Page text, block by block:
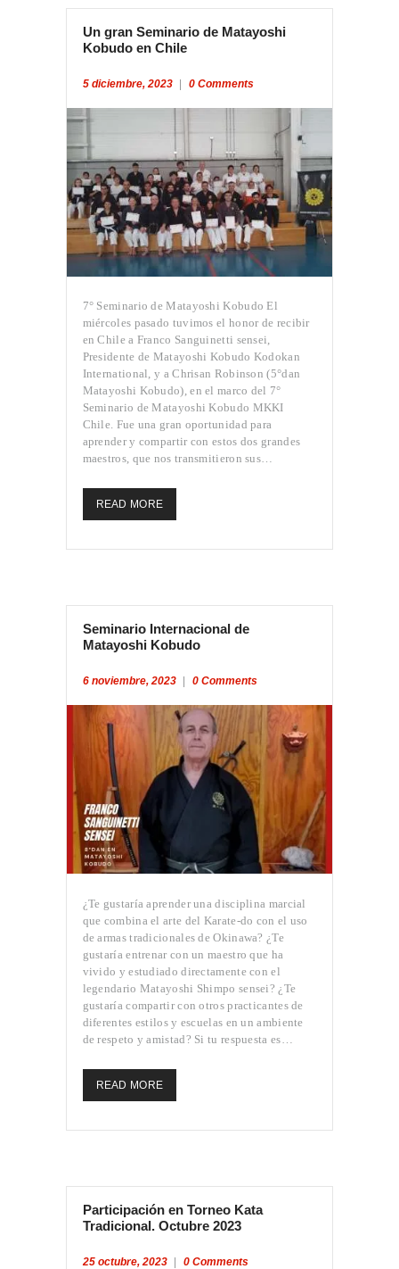
Un gran Seminario de Matayoshi
Kobudo en Chile
5 diciembre, 2023 0 Comments
7° Seminario de Matayoshi Kobudo El
miércoles pasado tuvimos el honor de recibir
en Chile a Franco Sanguinetti sensei,
Presidente de Matayoshi Kobudo Kodokan
International, y a Chrisan Robinson (5°dan
Matayoshi Kobudo), en el marco del 7°
Seminario de Matayoshi Kobudo MKKI
Chile. Fue una gran oportunidad para
aprender y compartir con estos dos grandes
maestros, que nos transmitieron sus…
READ MORE
Seminario Internacional de
Matayoshi Kobudo
6 noviembre, 2023 0 Comments
¿Te gustaría aprender una disciplina marcial
que combina el arte del Karate-do con el uso
de armas tradicionales de Okinawa? ¿Te
gustaría entrenar con un maestro que ha
vivido y estudiado directamente con el
legendario Matayoshi Shimpo sensei? ¿Te
gustaría compartir con otros practicantes de
diferentes estilos y escuelas en un ambiente
de respeto y amistad? Si tu respuesta es…
READ MORE
Participación en Torneo Kata
Tradicional. Octubre 2023
25 octubre, 2023 0 Comments